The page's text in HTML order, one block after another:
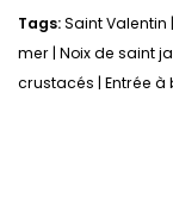
Tags:Saint Valentin
mer Noix de saint
crustacés Entrée